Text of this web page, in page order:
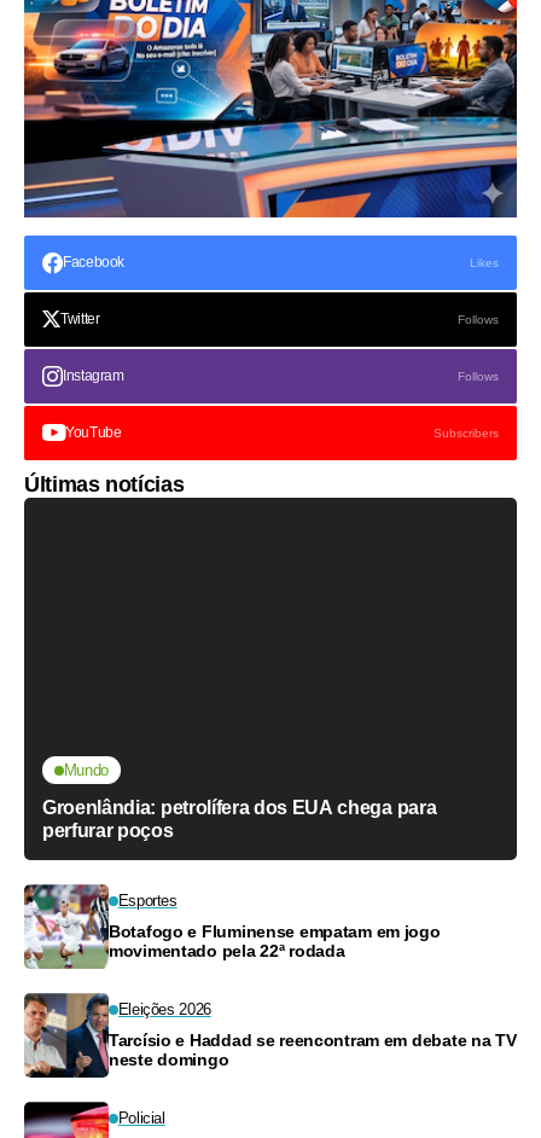
Facebook Likes
Twitter Follows
Instagram Follows
YouTube Subscribers
Últimas notícias
Mundo
Groenlândia: petrolífera dos EUA chega para
perfurar poços
Esportes
Botafogo e Fluminense empatam em jogo
movimentado pela 22ª rodada
Eleições 2026
Tarcísio e Haddad se reencontram em debate na TV
neste domingo
Policial